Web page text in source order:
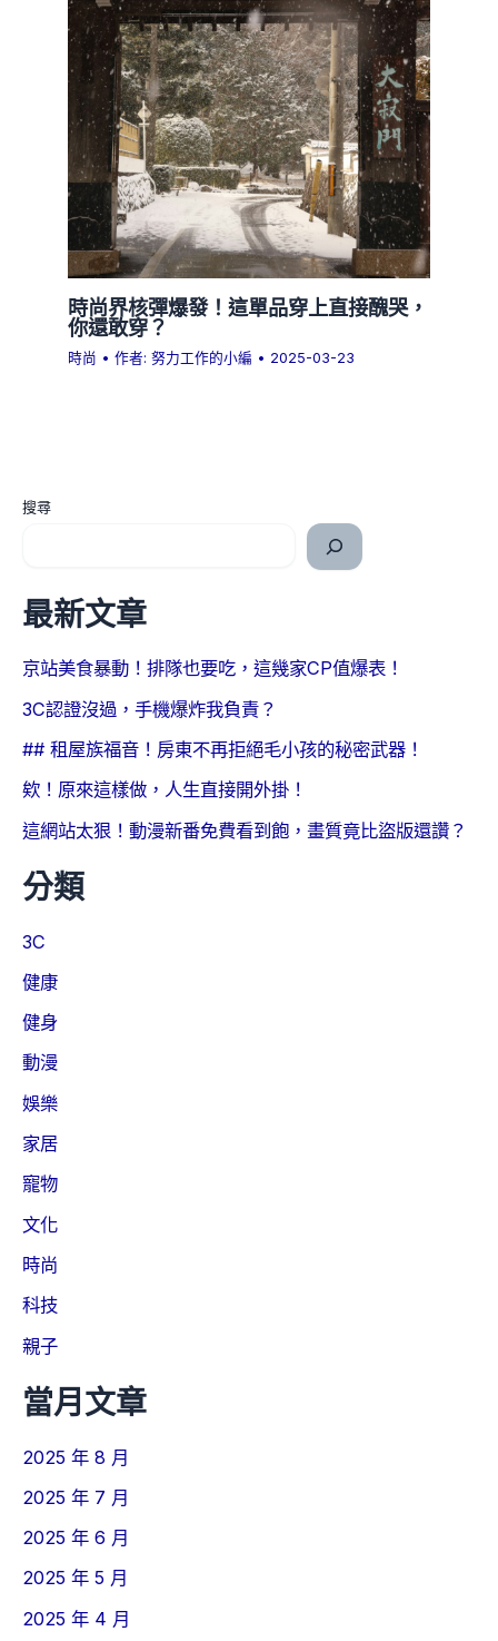
時尚界核彈爆發！這單品穿上直接醜哭，
你還敢穿？
時尚 • 作者:努力工作的小編 • 2025-03-23
搜尋
最新文章
京站美食暴動！排隊也要吃，這幾家CP值爆表！
3C認證沒過，手機爆炸我負責？
## 租屋族福音！房東不再拒絕毛小孩的秘密武器！
欸！原來這樣做，人生直接開外掛！
這網站太狠！動漫新番免費看到飽，畫質竟比盜版還讚？
分類
3C
健康
健身
動漫
娛樂
家居
寵物
文化
時尚
科技
親子
當月文章
2025 年 8 月
2025 年 7 月
2025 年 6 月
2025 年 5 月
2025 年 4 月